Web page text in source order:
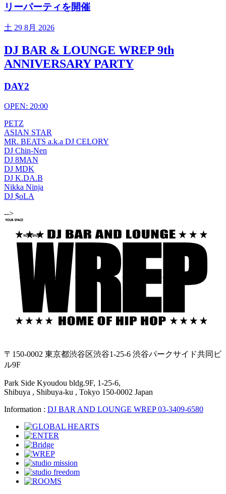
リーパーティを開催
土 29 8月 2026
DJ BAR & LOUNGE WREP 9th
ANNIVERSARY PARTY
DAY2
OPEN: 20:00
PETZ
ASIAN STAR
MR. BEATS a.k.a DJ CELORY
DJ Chin-Nen
DJ 8MAN
DJ MDK
DJ K.DA.B
Nikka Ninja
DJ $oLA
-->
〒150-0002 東京都渋谷区渋谷1-25-6 渋谷パークサイド共同ビ
ル9F
Park Side Kyoudou bldg.9F, 1-25-6,
Shibuya , Shibuya-ku , Tokyo 150-0002 Japan
Information : DJ BAR AND LOUNGE WREP 03-3409-6580